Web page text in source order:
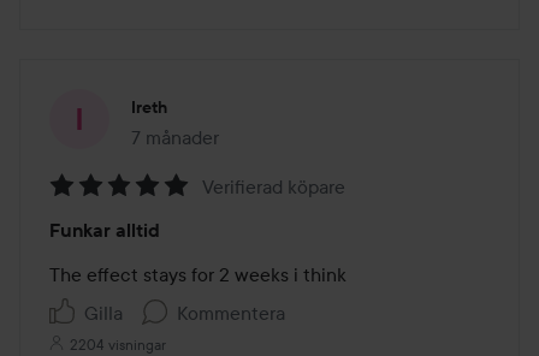
Ireth
7 månader
Inlägget skapades 7 månader
5
av
5
Verifierad köpare
Funkar alltid
The effect stays for 2 weeks i think
Gilla
Kommentera
2204 visningar